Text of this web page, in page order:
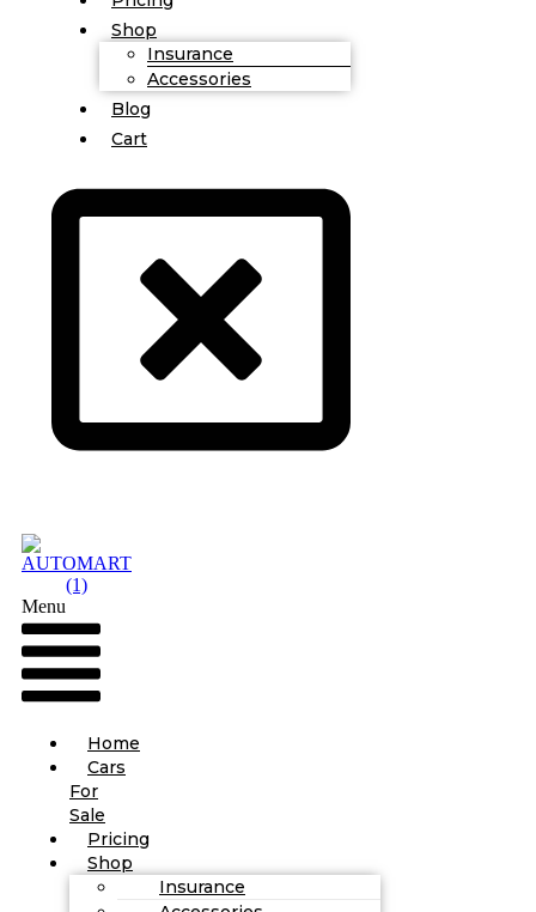
Shop
Insurance
Accessories
Blog
Cart
Menu
Home
Cars
For
Sale
Pricing
Shop
Insurance